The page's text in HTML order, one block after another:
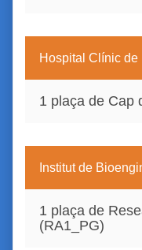
Hospital Clínic
1 plaça de Cap
Institut de
1 plaça de
(RA1_PG)